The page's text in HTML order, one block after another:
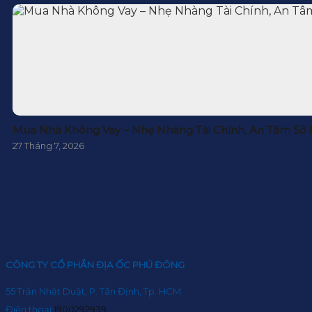
Mua Nhà Không Vay – Nhẹ Nhàng Tài Chính, An Tâm Sở
27 Tháng 7, 2026
CÔNG TY CỔ PHẦN ĐỊA ỐC PHÚ ĐÔNG
55 Trần Nhật Duật, P. Tân Định, Tp. HCM
Điện thoại:1900292939